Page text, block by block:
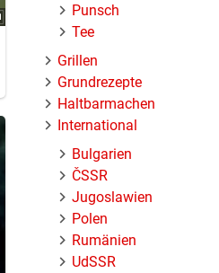
Punsch
Tee
Grillen
Grundrezepte
Haltbarmachen
International
Bulgarien
ČSSR
Jugoslawien
Polen
Rumänien
UdSSR